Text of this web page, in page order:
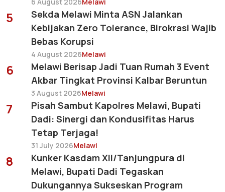
5
Sekda Melawi Minta ASN Jalankan
Kebijakan Zero Tolerance, Birokrasi Wajib
Bebas Korupsi
4 August 2026Melawi
6
Melawi Berisap Jadi Tuan Rumah 3 Event
Akbar Tingkat Provinsi Kalbar Beruntun
3 August 2026Melawi
7
Pisah Sambut Kapolres Melawi, Bupati
Dadi: Sinergi dan Kondusifitas Harus
Tetap Terjaga!
31 July 2026Melawi
8
Kunker Kasdam XII/Tanjungpura di
Melawi, Bupati Dadi Tegaskan
Dukungannya Sukseskan Program